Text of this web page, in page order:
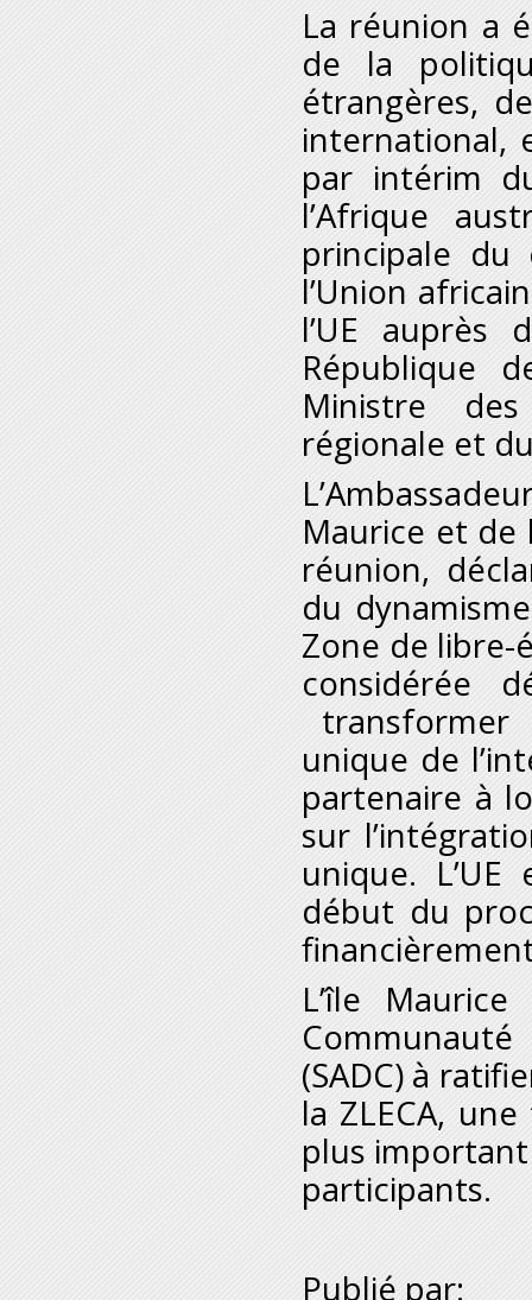
La réunion a
de la
étrangères,
international,
par intérim
l’Afrique
principale du
l’Union
l’UE
République
Ministre
régionale et
Maurice et de
réunion,
du
Zone de libre-
considérée
transformer
unique de
partenaire à
sur
unique.
début du
L’île
(SADC) à
la ZLECA,
plus
participants.
Publié par: